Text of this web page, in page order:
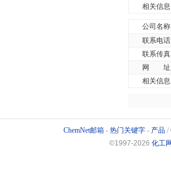
相关信息
公司名称
联系电话
联系传真
网 址
相关信息
ChemNet邮箱 - 热门关键字 - 产品 /
©1997-2026 化工